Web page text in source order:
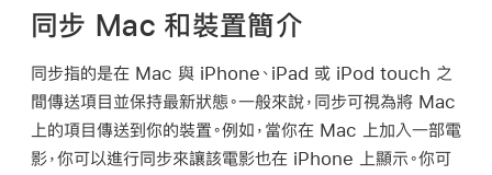
搜
尋
同步 Mac 和裝置簡介
同步指的是在 Mac 與 iPhone、iPad 或 iPod touch 之
間傳送項目並保持最新狀態。一般來說，同步可視為將 Mac
上的項目傳送到你的裝置。例如，當你在 Mac 上加入一部電
影，你可以進行同步來讓該電影也在 iPhone 上顯示。你可